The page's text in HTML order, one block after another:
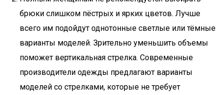
брюки слишком пёстрых и ярких цветов. Лучше
всего им подойдут однотонные светлые или тёмные
варианты моделей. Зрительно уменьшить объемы
поможет вертикальная стрелка. Современные
производители одежды предлагают варианты
моделей со стрелками, которые не требует